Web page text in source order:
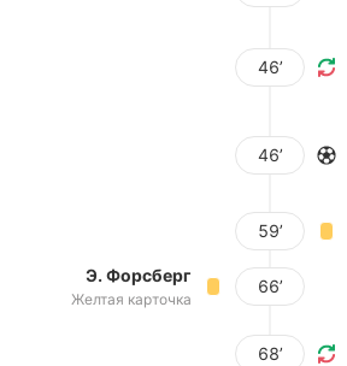
46’
46’
59’
Э. Форсберг
Желтая карточка
66’
68’